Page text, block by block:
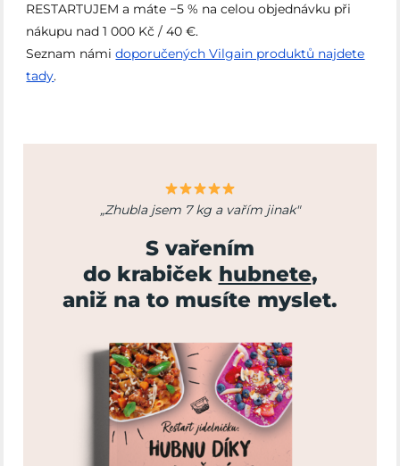
RESTARTUJEM a máte −5 % na celou objednávku při
nákupu nad 1 000 Kč / 40 €.
Seznam námidoporučených Vilgain produktů najdete
tady.
„Zhubla jsem 7 kg a vařím jinak"
S vařením
do krabiček hubnete,
aniž na to musíte myslet.